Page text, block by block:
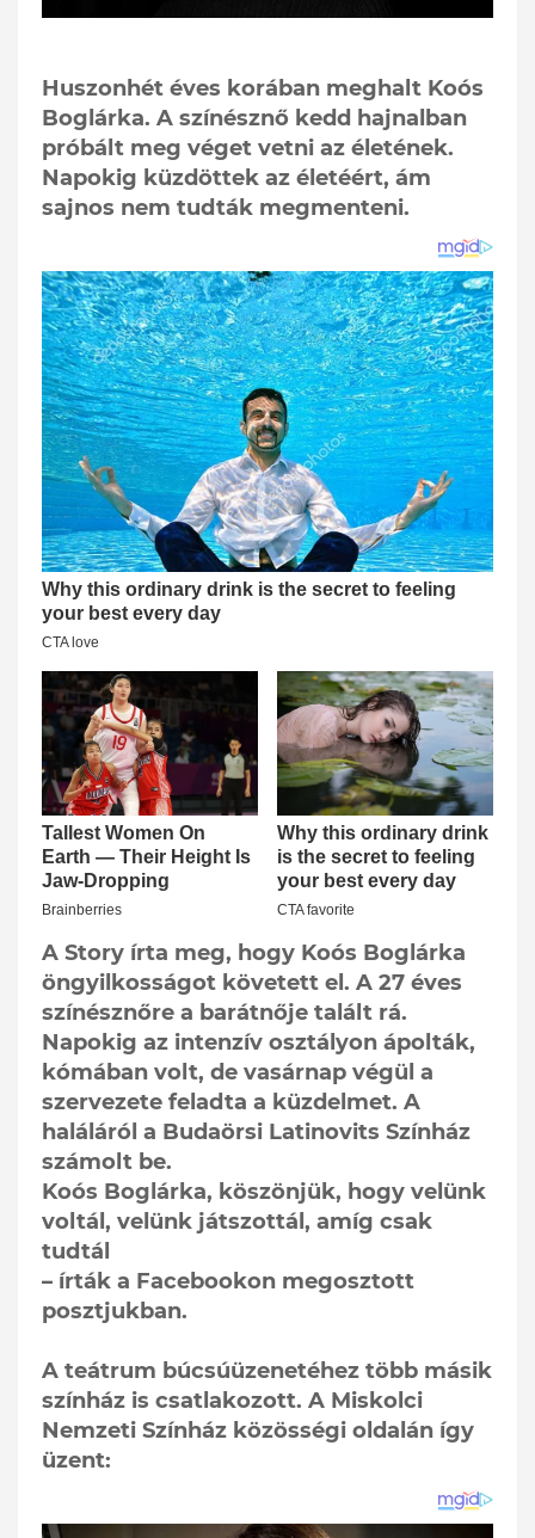
Huszonhét éves korában meghalt Koós
Boglárka. A színésznő kedd hajnalban
próbált meg véget vetni az életének.
Napokig küzdöttek az életéért, ám
sajnos nem tudták megmenteni.
A Story írta meg, hogy Koós Boglárka
öngyilkosságot követett el. A 27 éves
színésznőre a barátnője talált rá.
Napokig az intenzív osztályon ápolták,
kómában volt, de vasárnap végül a
szervezete feladta a küzdelmet. A
haláláról a Budaörsi Latinovits Színház
számolt be.
Koós Boglárka, köszönjük, hogy velünk
voltál, velünk játszottál, amíg csak
tudtál
– írták a Facebookon megosztott
posztjukban.
A teátrum búcsúüzenetéhez több másik
színház is csatlakozott. A Miskolci
Nemzeti Színház közösségi oldalán így
üzent: